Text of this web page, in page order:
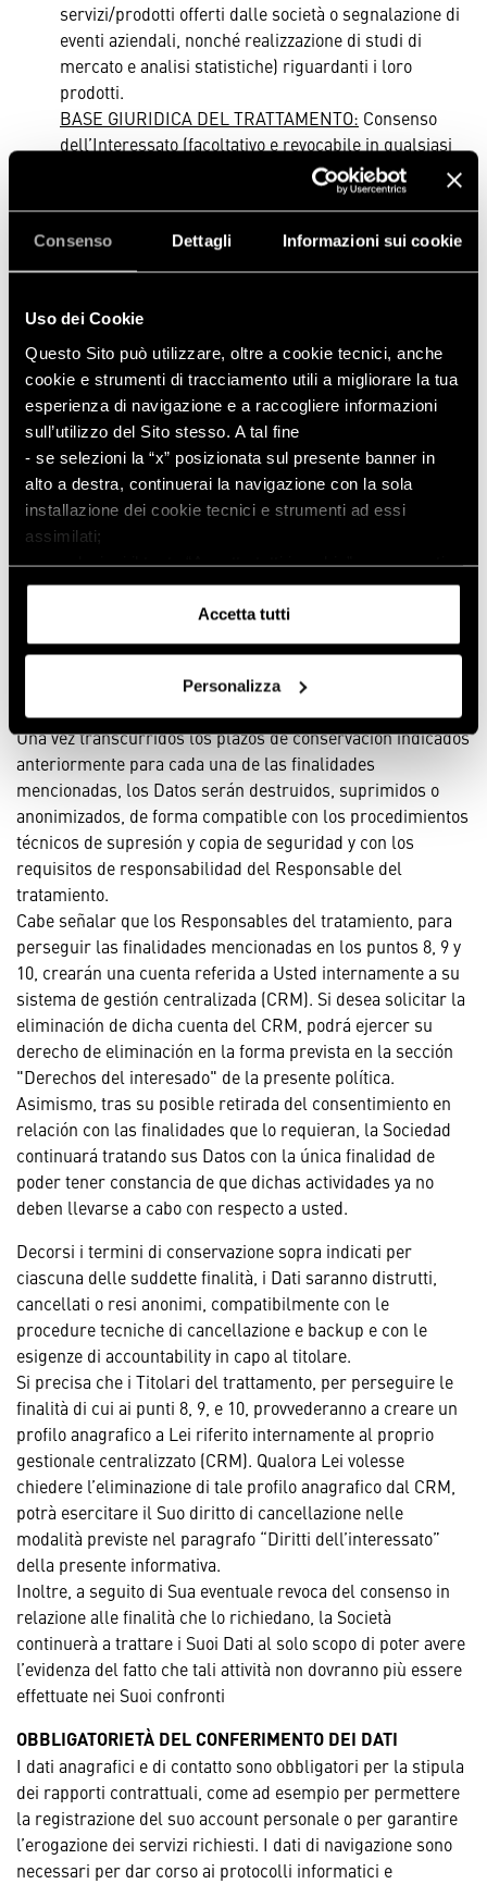
Consenso Dettagli Informazioni sui cookie
Uso dei Cookie
Questo Sito può utilizzare, oltre a cookie tecnici, anche
cookie e strumenti di tracciamento utili a migliorare la tua
esperienza di navigazione e a raccogliere informazioni
sull’utilizzo del Sito stesso. A tal fine
- se selezioni la “x” posizionata sul presente banner in
alto a destra, continuerai la navigazione con la sola
installazione dei cookie tecnici e strumenti ad essi
assimilati;
- se selezioni il tasto “Accetta tutti i cookie”, acconsenti
all’installazione di tutti i cookie e strumenti di
Puoi conoscere i relativi dettagli
sezioni della presente pagina.
Accetta tutti
Personalizza
servizi/prodotti offerti dalle società o segnalazione di
eventi aziendali, nonché realizzazione di studi di
mercato e analisi statistiche) riguardanti i loro
prodotti.
BASE GIURIDICA DEL TRATTAMENTO: Consenso
dell’Interessato (facoltativo e revocabile in qualsiasi
PERIODO DI CONSERVAZIONE DEI DATI:Fino alla
Profilazione:
analisi delle Sue preferenze, abitudini,
comportamenti, interessi anche attraverso
monitoraggio dei prodotti selezionati e del carrello
virtuale… vedasi Cookie Policy a cui è possibile
accedere dal link presente nella sidebar in fondo alla
pagina) al fine di inviarLe comunicazioni commerciali
personalizzate/azioni promozionali mirate/offerte e
servizi adeguate alle Sue esigenze/preferenze.
BASE GIURIDICA DEL TRATTAMENTO: Consenso
dell’Interessato (facoltativo e revocabile in qualsiasi
momento).
PERIODO DI CONSERVAZIONE DEI DATI:I dati
personali (identificativi e di contatto) saranno trattati
per la presente finalità fino al momento della revoca
del consenso da parte dell’utente.
finalità per 12 mesi.
Una vez transcurridos los plazos de conservación indicados
anteriormente para cada una de las finalidades
mencionadas, los Datos serán destruidos, suprimidos o
anonimizados, de forma compatible con los procedimientos
técnicos de supresión y copia de seguridad y con los
requisitos de responsabilidad del Responsable del
tratamiento.
Cabe señalar que los Responsables del tratamiento, para
perseguir las finalidades mencionadas en los puntos 8, 9 y
10, crearán una cuenta referida a Usted internamente a su
sistema de gestión centralizada (CRM). Si desea solicitar la
eliminación de dicha cuenta del CRM, podrá ejercer su
derecho de eliminación en la forma prevista en la sección
"Derechos del interesado" de la presente política.
Asimismo, tras su posible retirada del consentimiento en
relación con las finalidades que lo requieran, la Sociedad
continuará tratando sus Datos con la única finalidad de
poder tener constancia de que dichas actividades ya no
deben llevarse a cabo con respecto a usted.
Decorsi i termini di conservazione sopra indicati per
ciascuna delle suddette finalità, i Dati saranno distrutti,
cancellati o resi anonimi, compatibilmente con le
procedure tecniche di cancellazione e backup e con le
esigenze di accountability in capo al titolare.
Si precisa che i Titolari del trattamento, per perseguire le
finalità di cui ai punti 8, 9, e 10, provvederanno a creare un
profilo anagrafico a Lei riferito internamente al proprio
gestionale centralizzato (CRM). Qualora Lei volesse
chiedere l’eliminazione di tale profilo anagrafico dal CRM,
potrà esercitare il Suo diritto di cancellazione nelle
modalità previste nel paragrafo “Diritti dell’interessato”
della presente informativa.
Inoltre, a seguito di Sua eventuale revoca del consenso in
relazione alle finalità che lo richiedano, la Società
continuerà a trattare i Suoi Dati al solo scopo di poter avere
l’evidenza del fatto che tali attività non dovranno più essere
effettuate nei Suoi confronti
OBBLIGATORIETÀ DEL CONFERIMENTO DEI DATI
I dati anagrafici e di contatto sono obbligatori per la stipula
dei rapporti contrattuali, come ad esempio per permettere
la registrazione del suo account personale o per garantire
l’erogazione dei servizi richiesti. I dati di navigazione sono
necessari per dar corso ai protocolli informatici e